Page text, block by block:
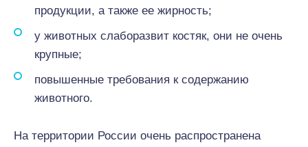
продукции, а также ее жирность;
у животных слаборазвит костяк, они не очень
крупные;
повышенные требования к содержанию
животного.
На территории России очень распространена